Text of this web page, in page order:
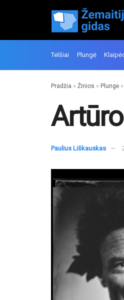
Telšiai Plungė
Pradžia » Žinios » Plungė »
Paulius Liškauskas